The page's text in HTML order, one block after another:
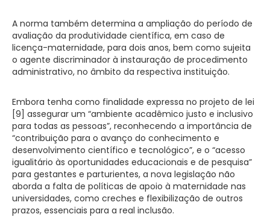
A norma também determina a ampliação do período de
avaliação da produtividade científica, em caso de
licença-maternidade, para dois anos, bem como sujeita
o agente discriminador à instauração de procedimento
administrativo, no âmbito da respectiva instituição.
Embora tenha como finalidade expressa no projeto de lei
[9] assegurar um “ambiente acadêmico justo e inclusivo
para todas as pessoas”, reconhecendo a importância de
“contribuição para o avanço do conhecimento e
desenvolvimento científico e tecnológico”, e o “acesso
igualitário às oportunidades educacionais e de pesquisa”
para gestantes e parturientes, a nova legislação não
aborda a falta de políticas de apoio à maternidade nas
universidades, como creches e flexibilização de outros
prazos, essenciais para a real inclusão.